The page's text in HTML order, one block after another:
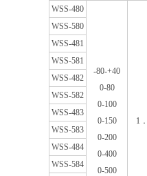
WSS-480
-80-+40
0-80
0-100
0-150
0-200
0-400
0-500
1
WSS-580
WSS-481
WSS-581
WSS-482
WSS-582
WSS-483
WSS-583
WSS-484
WSS-584